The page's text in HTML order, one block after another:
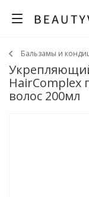
Бальзамы и
HairComplex
волос 200мл